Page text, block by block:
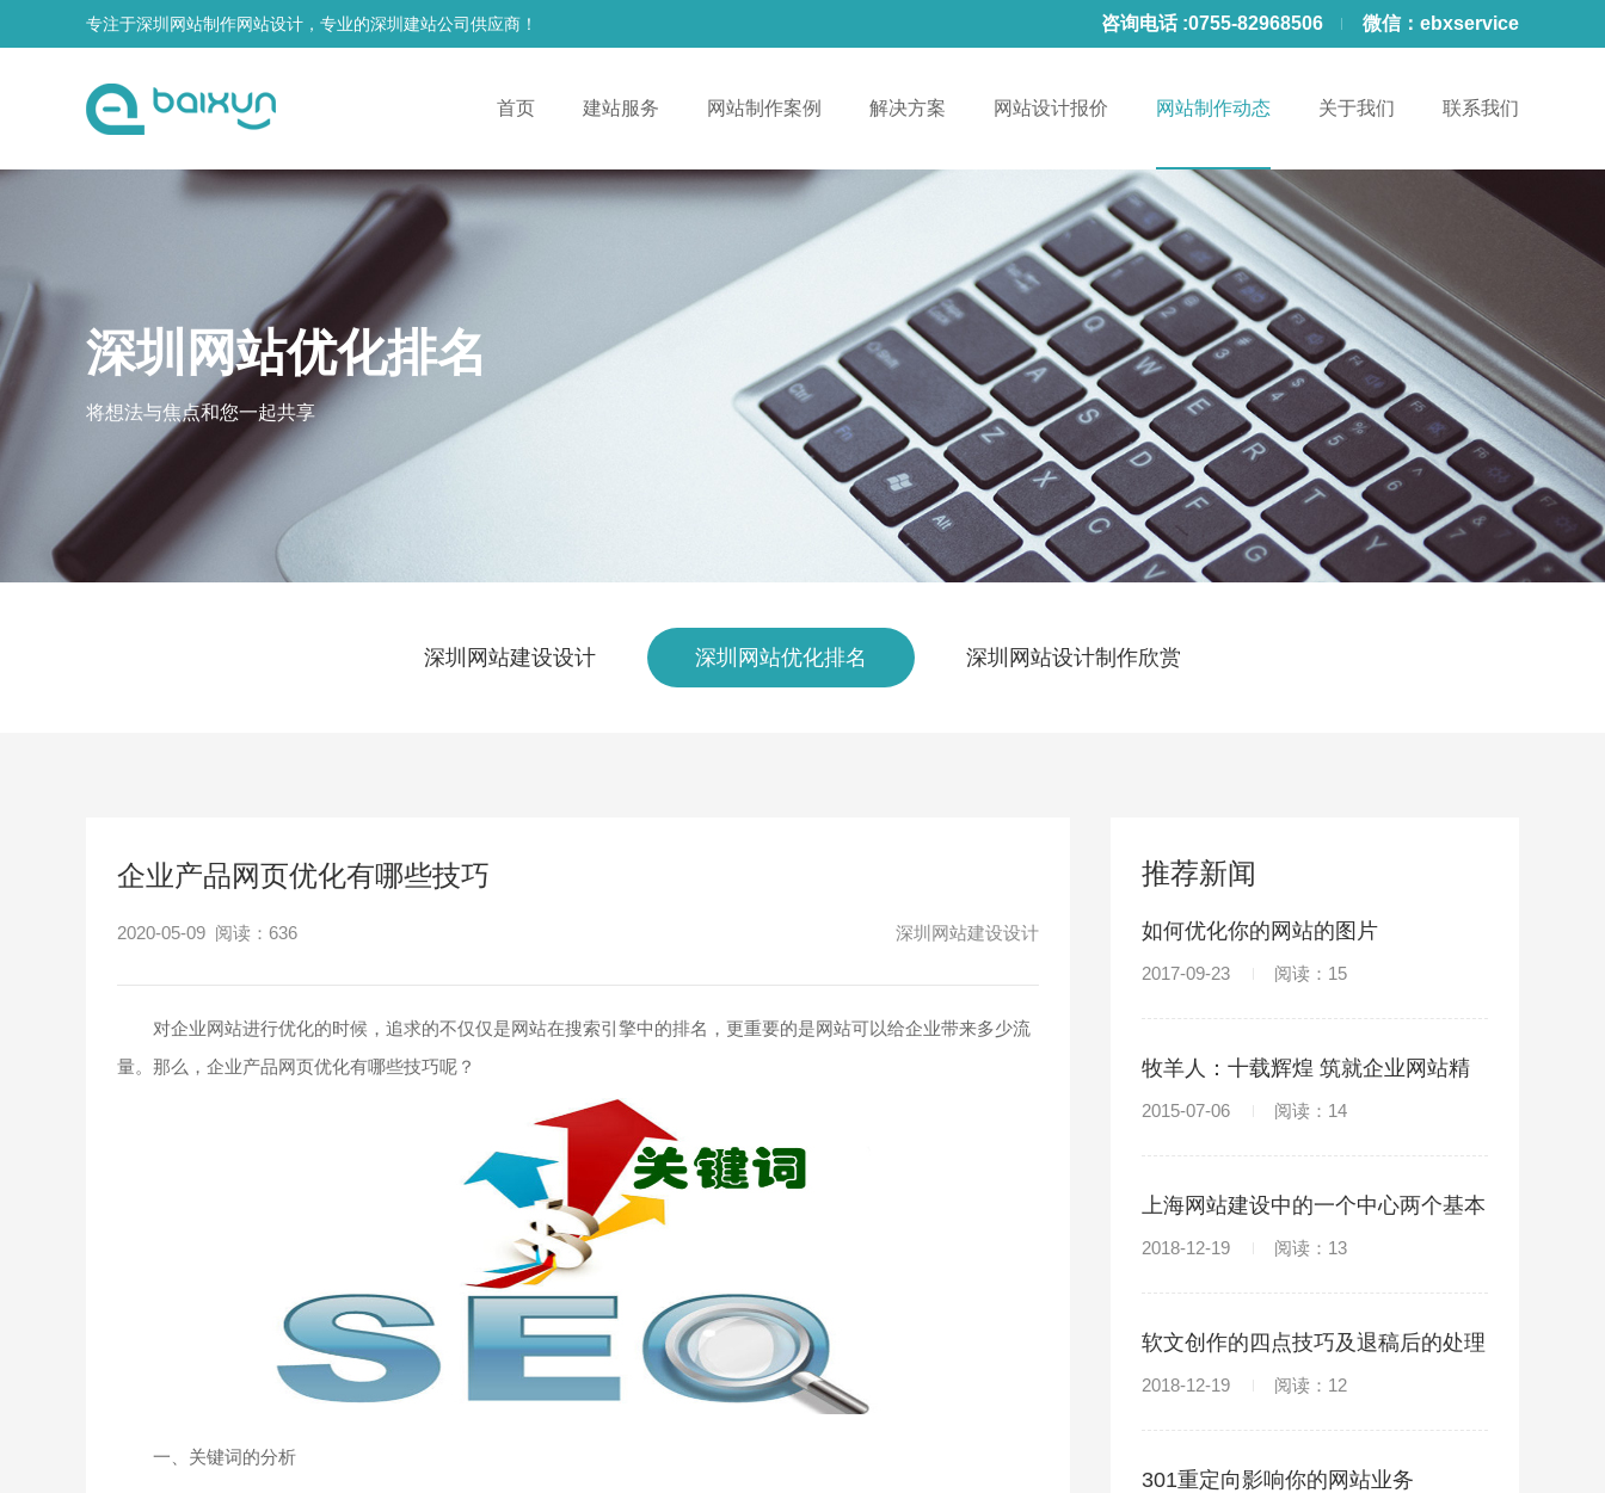
专注于深圳网站制作网站设计，专业的深圳建站公司供应商！ 咨询电话 :0755-82968506 微信： ebxservice
首页 建站服务 网站制作案例 解决方案 网站设计报价 网站制作动态 关于我们 联系我们
深圳网站优化排名
将想法与焦点和您一起共享
深圳网站建设设计 深圳网站优化排名 深圳网站设计制作欣赏
企业产品网页优化有哪些技巧
2020-05-09 阅读：636 深圳网站建设设计
对企业网站进行优化的时候，追求的不仅仅是网站在搜索引擎中的排名，更重要的是网站可以给企业带来多少流
量。那么，企业产品网页优化有哪些技巧呢？
一、关键词的分析
推荐新闻
如何优化你的网站的图片
2017-09-23 阅读：15
牧羊人：十载辉煌 筑就企业网站精
品
2015-07-06 阅读：14
上海网站建设中的一个中心两个基本
点
2018-12-19 阅读：13
软文创作的四点技巧及退稿后的处理
办法
2018-12-19 阅读：12
301重定向影响你的网站业务